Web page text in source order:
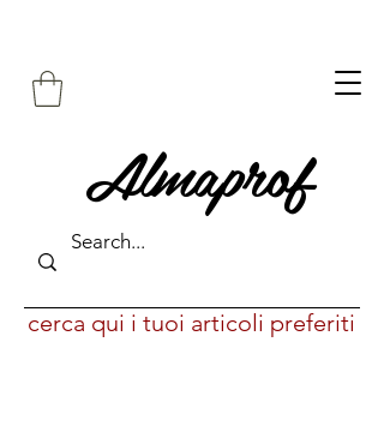
Almaprof
cerca qui i tuoi articoli preferiti